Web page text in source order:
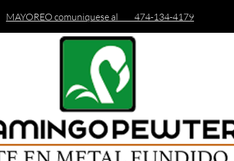
MAYOREO comuniquese al 474-134-4179